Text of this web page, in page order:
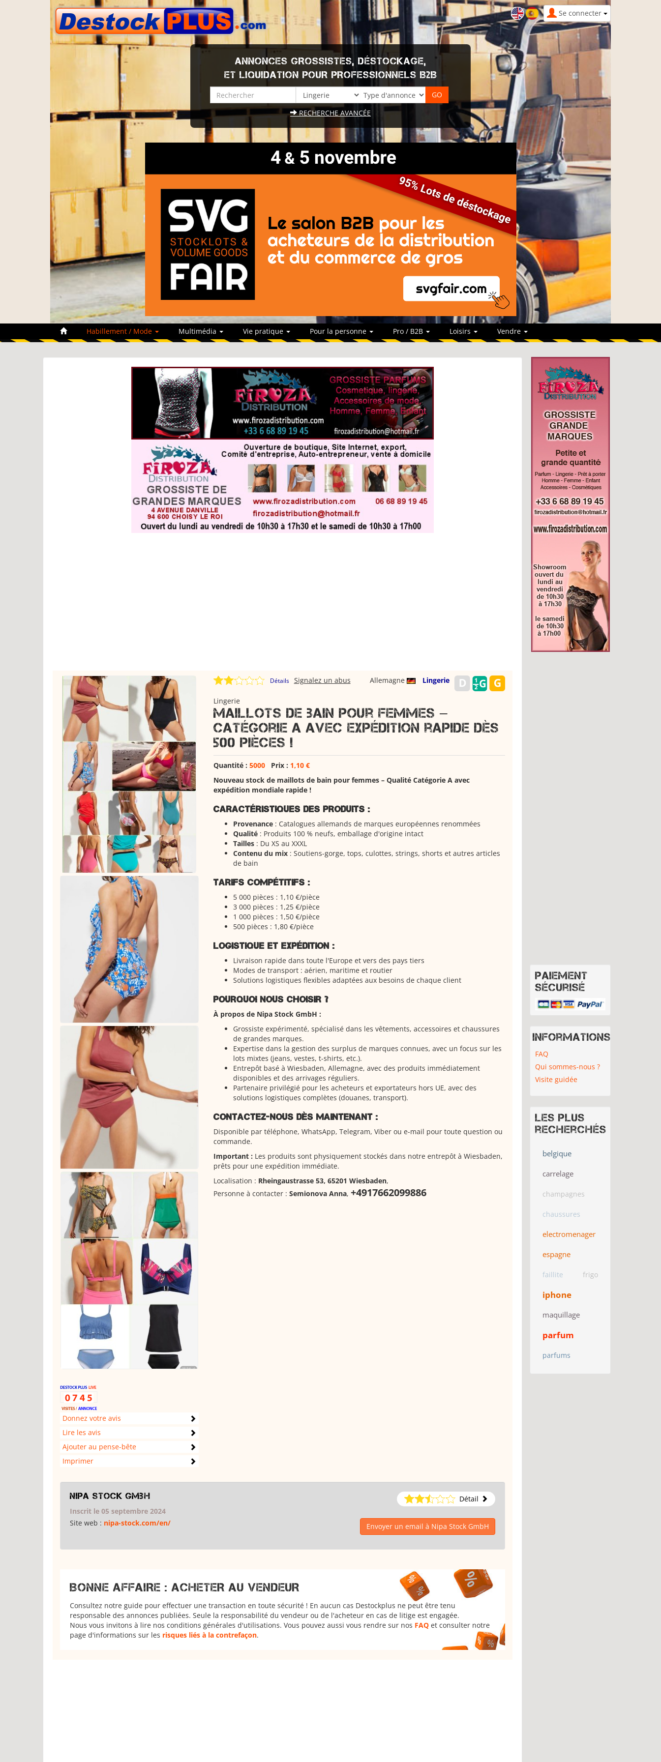
Se connecter
ANNONCES GROSSISTES, DÉSTOCKAGE,
ET LIQUIDATION POUR PROFESSIONNELS B2B
RECHERCHE AVANCÉE
Habillement / Mode Multimédia Vie pratique Pour la personne Pro / B2B Loisirs Vendre
Donnez votre avis
Lire les avis
Ajouter au pense-bête
Imprimer
Détails Allemagne Lingerie
Signalez un abus
Lingerie
Maillots de bain pour femmes –
Catégorie A avec expédition rapide dès
500 pièces !
Quantité : 5000Prix : 1,10 €
Nouveau stock de maillots de bain pour femmes – Qualité Catégorie A avec
expédition mondiale rapide !
Caractéristiques des produits :
Provenance: Catalogues allemands de marques européennes renommées
Qualité: Produits 100 % neufs, emballage d'origine intact
Tailles: Du XS au XXXL
Contenu du mix: Soutiens-gorge, tops, culottes, strings, shorts et autres articles
de bain
Tarifs compétitifs :
5 000 pièces : 1,10 €/pièce
3 000 pièces : 1,25 €/pièce
1 000 pièces : 1,50 €/pièce
500 pièces : 1,80 €/pièce
Logistique et expédition :
Livraison rapide dans toute l'Europe et vers des pays tiers
Modes de transport : aérien, maritime et routier
Solutions logistiques flexibles adaptées aux besoins de chaque client
Pourquoi nous choisir ?
À propos de Nipa Stock GmbH :
Grossiste expérimenté, spécialisé dans les vêtements, accessoires et chaussures
de grandes marques.
Expertise dans la gestion des surplus de marques connues, avec un focus sur les
lots mixtes (jeans, vestes, t-shirts, etc.).
Entrepôt basé à Wiesbaden, Allemagne, avec des produits immédiatement
disponibles et des arrivages réguliers.
Partenaire privilégié pour les acheteurs et exportateurs hors UE, avec des
solutions logistiques complètes (douanes, transport).
Contactez-nous dès maintenant :
Disponible par téléphone, WhatsApp, Telegram, Viber ou e-mail pour toute question ou
commande.
Important : Les produits sont physiquement stockés dans notre entrepôt à Wiesbaden,
prêts pour une expédition immédiate.
Localisation : Rheingaustrasse 53, 65201 Wiesbaden,
Personne à contacter : Semionova Anna, +4917662099886
Nipa Stock GmbH
Détail
Inscrit le 05 septembre 2024
Site web : nipa-stock.com/en/ Envoyer un email à Nipa Stock GmbH
BONNE AFFAIRE : ACHETER AU VENDEUR
Consultez notre guide pour effectuer une transaction en toute sécurité ! En aucun cas Destockplus ne peut être tenu
responsable des annonces publiées. Seule la responsabilité du vendeur ou de l'acheteur en cas de litige est engagée.
Nous vous invitons à lire nos conditions générales d'utilisations. Vous pouvez aussi vous rendre sur nos FAQ et consulter notre
page d'informations sur les risques liés à la contrefaçon.
Paiement
sécurisé
Informations
FAQ
Qui sommes-nous ?
Visite guidée
Les plus
recherchés
belgique
carrelage
champagnes
chaussures
electromenager
espagne
faillite frigo
iphone
maquillage
parfum
parfums